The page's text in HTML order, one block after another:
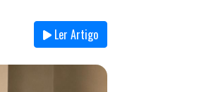
Ler Artigo